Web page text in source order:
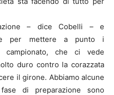
– dice Cobelli – e
per mettere a punto i
campionato, che ci vede
duro contro la corazzata
il girone. Abbiamo alcune
di preparazione sono